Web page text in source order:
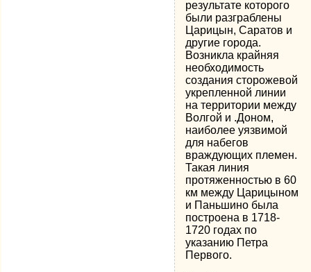
результате которого
были разграблены
Царицын, Саратов и
другие города.
Возникла крайняя
необходимость
создания сторожевой
укрепленной линии
на территории между
Волгой и .Доном,
наиболее уязвимой
для набегов
враждующих племен.
Такая линия
протяженностью в 60
км между Царицыном
и Паньшино была
построена в 1718-
1720 годах по
указанию Петра
Первого.